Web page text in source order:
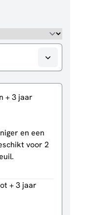
+ 3 jaar
en een
voor 2
+ 3 jaar